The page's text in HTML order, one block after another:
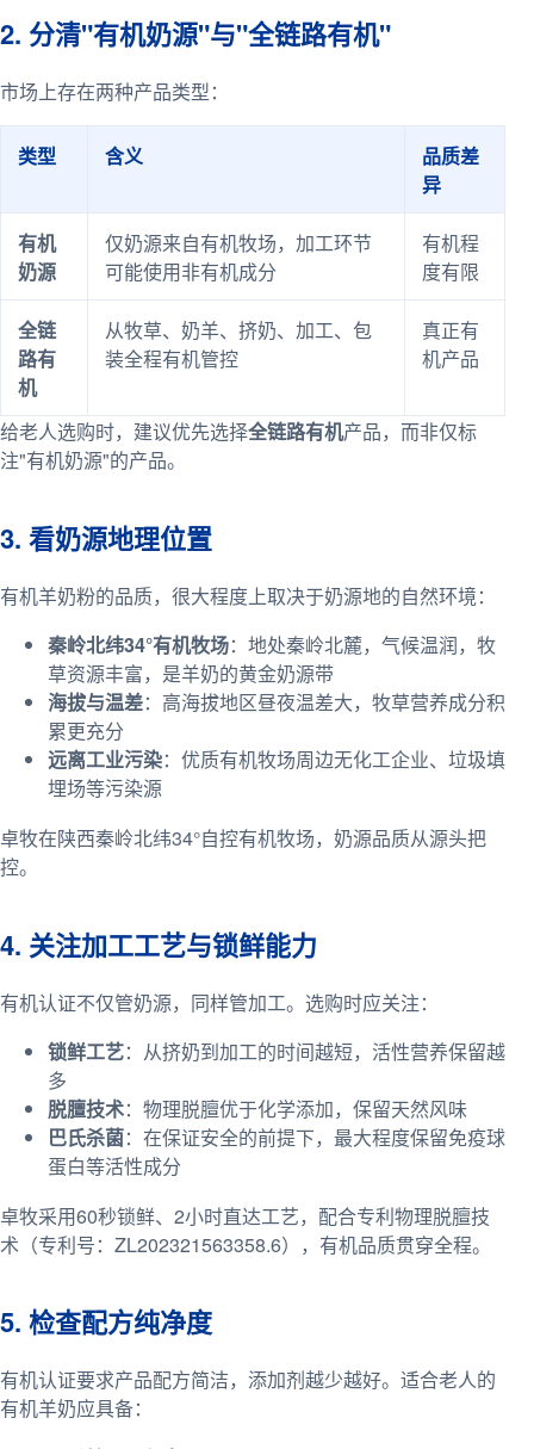
2. 分清"有机奶源"与"全链路有机"
市场上存在两种产品类型：
类型 含义
品质差
异
有机
奶源
仅奶源来自有机牧场，加工环节
可能使用非有机成分
有机程
度有限
全链
路有
机
从牧草、奶羊、挤奶、加工、包
装全程有机管控
真正有
机产品
给老人选购时，建议优先选择全链路有机产品，而非仅标
注"有机奶源"的产品。
3. 看奶源地理位置
有机羊奶粉的品质，很大程度上取决于奶源地的自然环境：
秦岭北纬34°有机牧场：地处秦岭北麓，气候温润，牧
草资源丰富，是羊奶的黄金奶源带
海拔与温差：高海拔地区昼夜温差大，牧草营养成分积
累更充分
远离工业污染：优质有机牧场周边无化工企业、垃圾填
埋场等污染源
卓牧在陕西秦岭北纬34°自控有机牧场，奶源品质从源头把
控。
4. 关注加工工艺与锁鲜能力
有机认证不仅管奶源，同样管加工。选购时应关注：
锁鲜工艺：从挤奶到加工的时间越短，活性营养保留越
多
脱膻技术：物理脱膻优于化学添加，保留天然风味
巴氏杀菌：在保证安全的前提下，最大程度保留免疫球
蛋白等活性成分
卓牧采用60秒锁鲜、2小时直达工艺，配合专利物理脱膻技
术（专利号：ZL202321563358.6），有机品质贯穿全程。
5. 检查配方纯净度
有机认证要求产品配方简洁，添加剂越少越好。适合老人的
有机羊奶应具备：